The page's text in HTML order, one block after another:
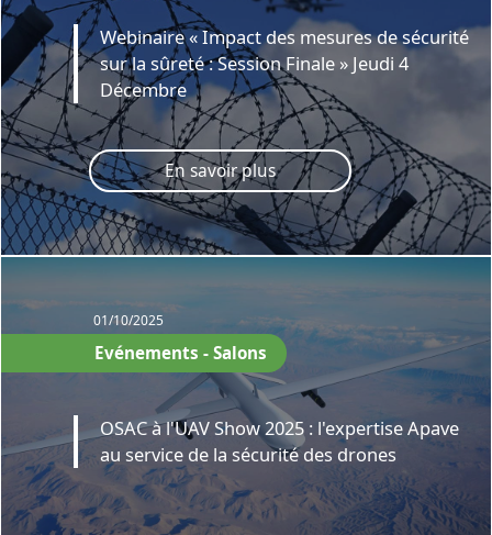
Webinaire « Impact des mesures de sécurité
sur la sûreté : Session Finale » Jeudi 4
Décembre
En savoir plus
01/10/2025
Evénements - Salons
OSAC à l'UAV Show 2025 : l'expertise Apave
au service de la sécurité des drones